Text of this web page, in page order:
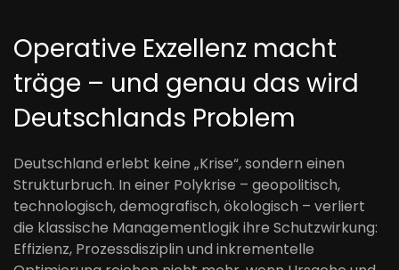
Operative Exzellenz macht
träge – und genau das wird
Deutschlands Problem
Deutschland erlebt keine „Krise“, sondern einen
Strukturbruch. In einer Polykrise – geopolitisch,
technologisch, demografisch, ökologisch – verliert
die klassische Managementlogik ihre Schutzwirkung:
Effizienz, Prozessdisziplin und inkrementelle